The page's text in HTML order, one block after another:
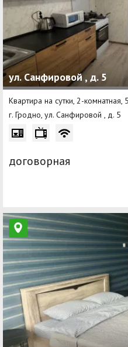
ул. Санфировой , д. 5
Квартира на сутки, 2-
г. Гродно, ул. Санфировой , д. 5
договорная